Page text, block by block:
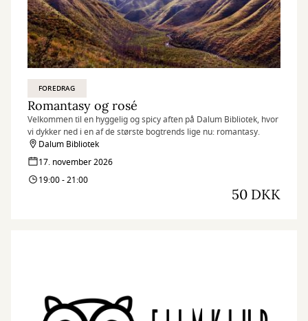
FOREDRAG
Romantasy og rosé
Velkommen til en hyggelig og spicy aften på Dalum Bibliotek, hvor
vi dykker ned i en af de største bogtrends lige nu: romantasy.
Dalum Bibliotek
17. november 2026
19:00 - 21:00
50 DKK